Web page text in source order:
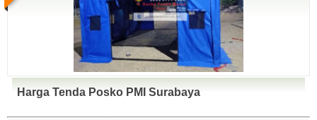
Harga Tenda Posko PMI Surabaya